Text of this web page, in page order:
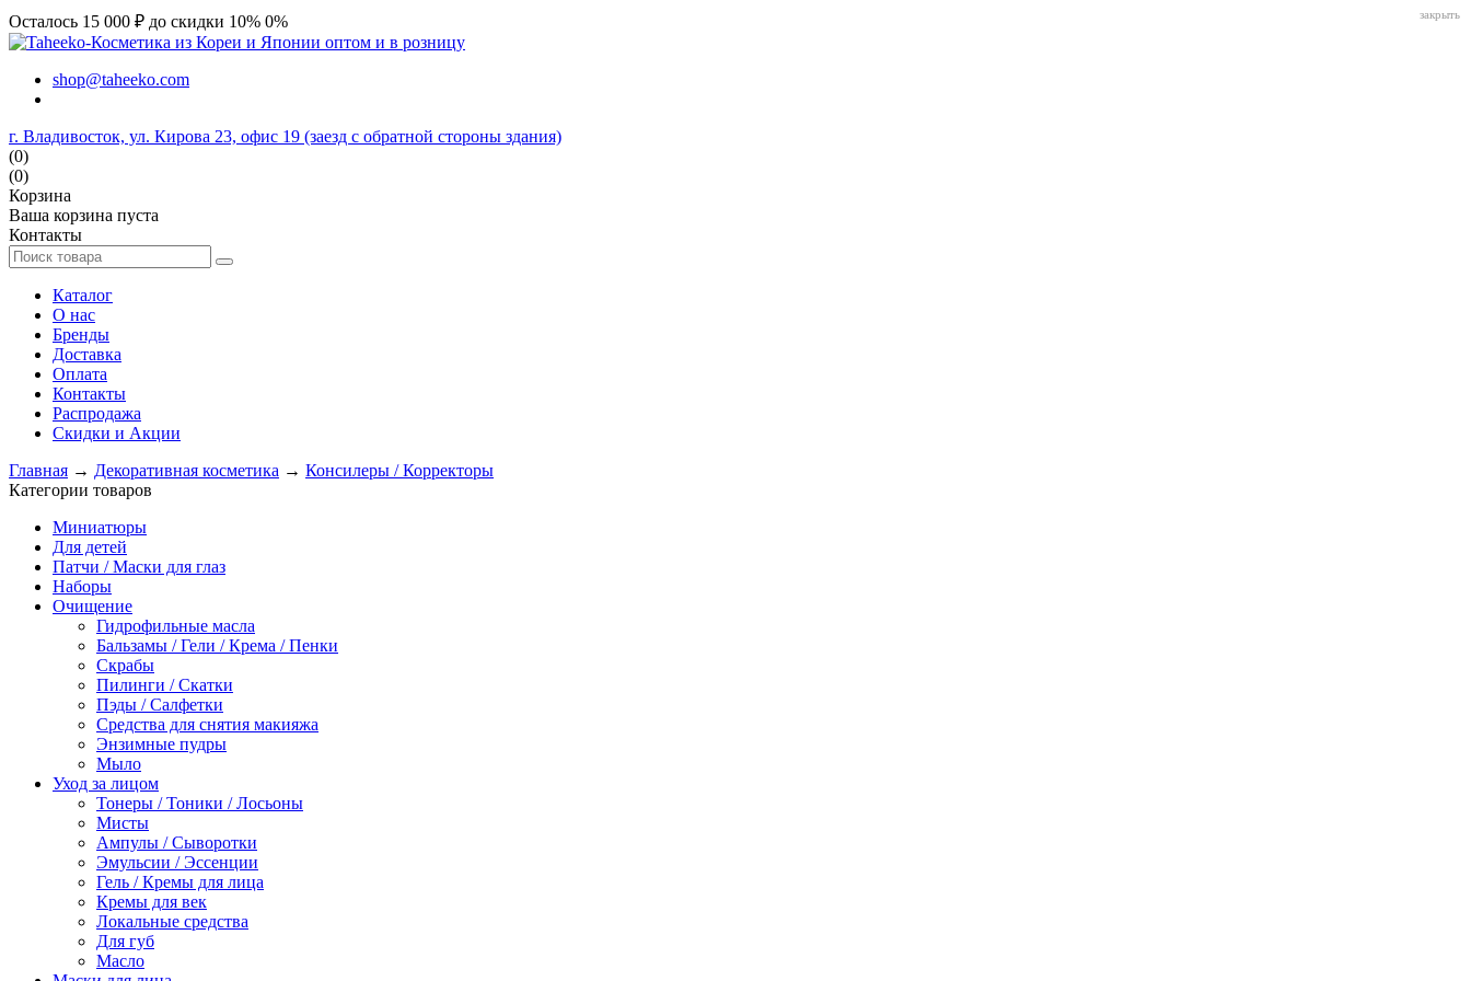
Осталось 15 000 ₽ до скидки 10% 0%
shop@taheeko.com
г. Владивосток, ул. Кирова 23, офис 19 (заезд с обратной стороны здания)
(0)
(0)
Корзина
Ваша корзина пуста
Контакты
Каталог
О нас
Бренды
Доставка
Оплата
Контакты
Распродажа
Скидки и Акции
Главная → Декоративная косметика → Консилеры / Корректоры
Категории товаров
Миниатюры
Для детей
Патчи / Маски для глаз
Наборы
Очищение
Гидрофильные масла
Бальзамы / Гели / Крема / Пенки
Скрабы
Пилинги / Скатки
Пэды / Салфетки
Средства для снятия макияжа
Энзимные пудры
Мыло
Уход за лицом
Тонеры / Тоники / Лосьоны
Мисты
Ампулы / Сыворотки
Эмульсии / Эссенции
Гель / Кремы для лица
Кремы для век
Локальные средства
Для губ
Масло
закрыть